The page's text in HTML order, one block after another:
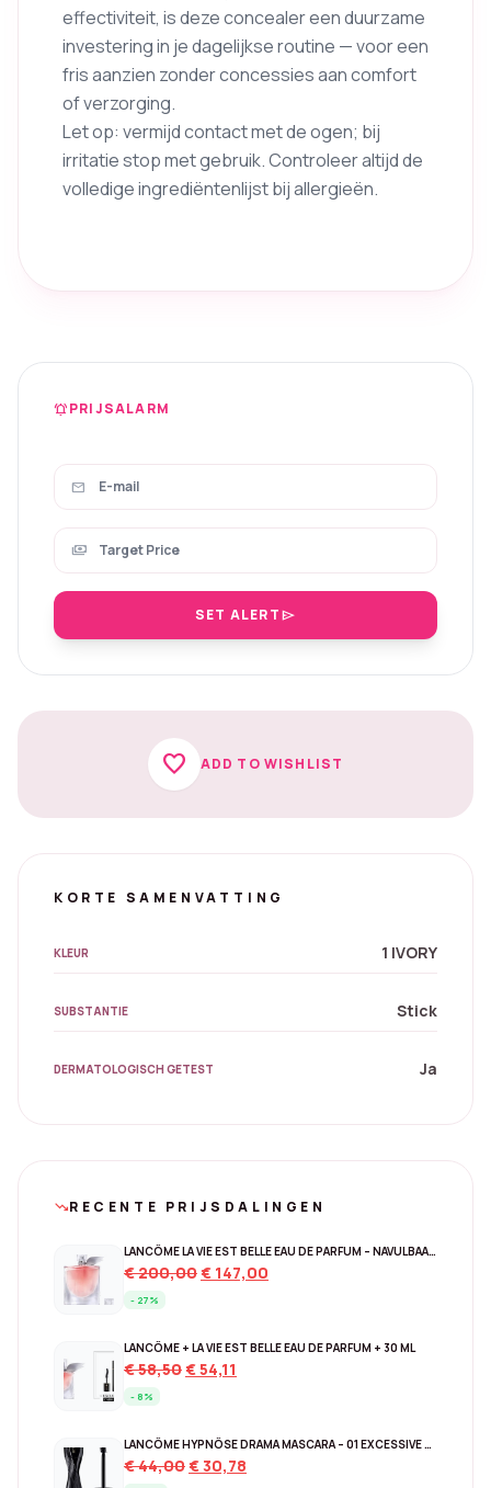
effectiviteit, is deze concealer een duurzame
investering in je dagelijkse routine — voor een
fris aanzien zonder concessies aan comfort
of verzorging.
Let op: vermijd contact met de ogen; bij
irritatie stop met gebruik. Controleer altijd de
volledige ingrediëntenlijst bij allergieën.
notifications_activePRIJSALARM
mail
payments
SET ALERTsend
favorite ADD TO WISHLIST
KORTE SAMENVATTING
KLEUR 1 IVORY
SUBSTANTIE Stick
DERMATOLOGISCH GETEST Ja
trending_downRECENTE PRIJSDALINGEN
LANCÔME LA VIE EST BELLE EAU DE PARFUM – NAVULBAAR 150 ML
€200,00Original
€ 147,00
- 27%
LANCÔME + LA VIE EST BELLE EAU DE PARFUM + 30 ML
€58,50Original
€ 58,50.
€54,11
- 8%
LANCÔME HYPNÔSE DRAMA MASCARA – 01 EXCESSIVE BLACK
€44,00Original
€30,78